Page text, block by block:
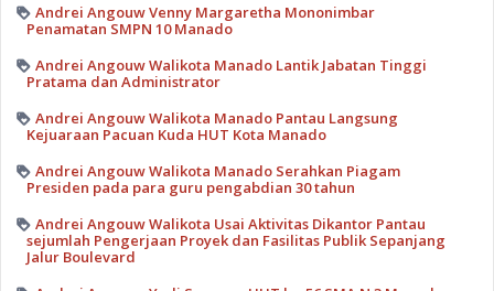
Andrei Angouw Venny Margaretha Mononimbar
Penamatan SMPN 10 Manado
Andrei Angouw Walikota Manado Lantik Jabatan Tinggi
Pratama dan Administrator
Andrei Angouw Walikota Manado Pantau Langsung
Kejuaraan Pacuan Kuda HUT Kota Manado
Andrei Angouw Walikota Manado Serahkan Piagam
Presiden pada para guru pengabdian 30 tahun
Andrei Angouw Walikota Usai Aktivitas Dikantor Pantau
sejumlah Pengerjaan Proyek dan Fasilitas Publik Sepanjang
Jalur Boulevard